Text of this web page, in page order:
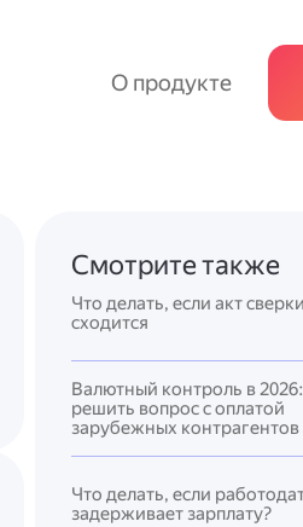
О продукте
Смотрите также
Что делать, если акт сверки не
сходится
Валютный контроль в 2026: как
решить вопрос с оплатой
зарубежных контрагентов
Что делать, если работодатель
задерживает зарплату?